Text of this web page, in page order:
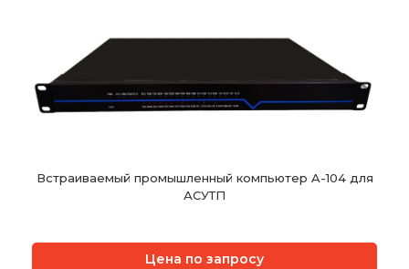
Встраиваемый промышленный компьютер A-104 для
АСУТП
Цена по запросу